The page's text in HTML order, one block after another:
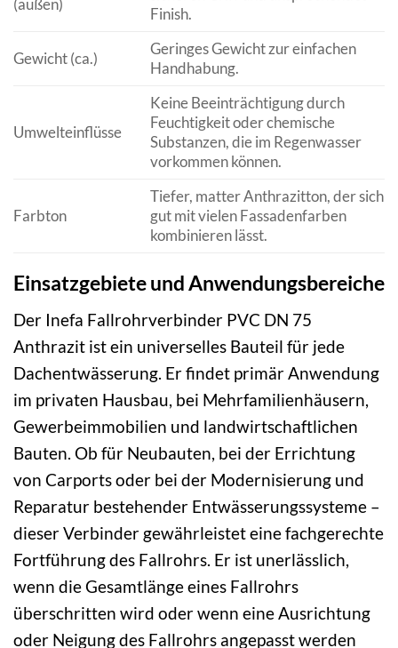
(außen)
Finish.
Gewicht (ca.)
Geringes Gewicht zur einfachen
Handhabung.
Umwelteinflüsse
Keine Beeinträchtigung durch
Feuchtigkeit oder chemische
Substanzen, die im Regenwasser
vorkommen können.
Farbton
Tiefer, matter Anthrazitton, der sich
gut mit vielen Fassadenfarben
kombinieren lässt.
Einsatzgebiete und Anwendungsbereiche
Der Inefa Fallrohrverbinder PVC DN 75
Anthrazit ist ein universelles Bauteil für jede
Dachentwässerung. Er findet primär Anwendung
im privaten Hausbau, bei Mehrfamilienhäusern,
Gewerbeimmobilien und landwirtschaftlichen
Bauten. Ob für Neubauten, bei der Errichtung
von Carports oder bei der Modernisierung und
Reparatur bestehender Entwässerungssysteme –
dieser Verbinder gewährleistet eine fachgerechte
Fortführung des Fallrohrs. Er ist unerlässlich,
wenn die Gesamtlänge eines Fallrohrs
überschritten wird oder wenn eine Ausrichtung
oder Neigung des Fallrohrs angepasst werden